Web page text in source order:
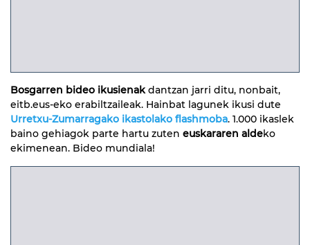
Bosgarren bideo ikusienakdantzan jarri ditu, nonbait,
eitb.eus-eko erabiltzaileak. Hainbat lagunek ikusi dute
Urretxu-Zumarragako ikastolako flashmoba. 1.000 ikaslek
baino gehiagok parte hartu zuten euskararen aldeko
ekimenean. Bideo mundiala!